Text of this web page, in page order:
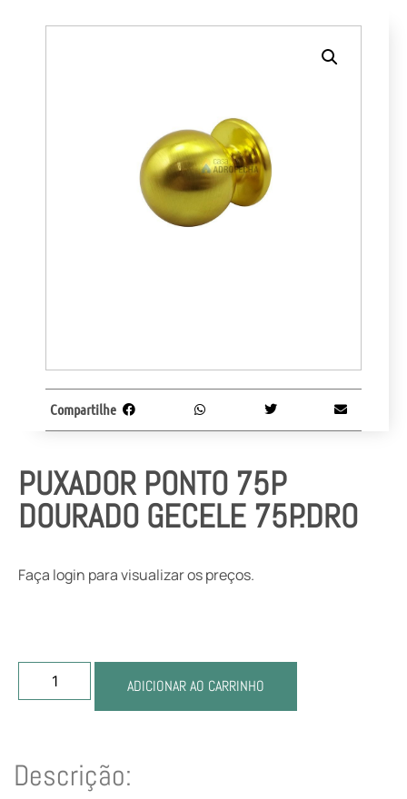
PUXADOR PONTO 75P
DOURADO GECELE 75P.DRO
Faça login para visualizar os preços.
ADICIONAR AO CARRINHO
Compartilhe
Descrição: